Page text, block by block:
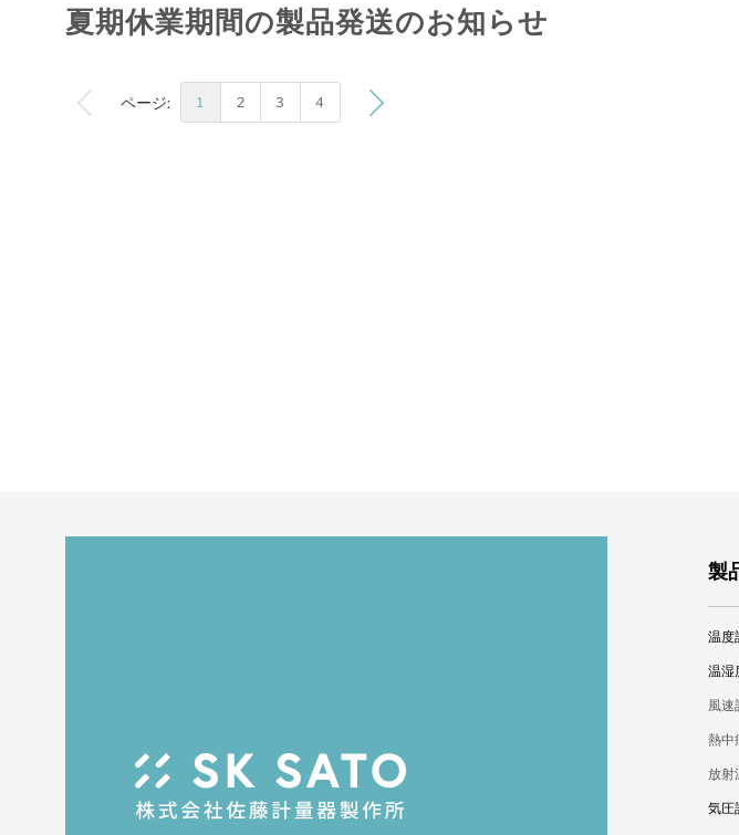
夏期休業期間の製品発送のお知らせ
ページ: ページを読んでいます
1 2 3 4
製
温度
温湿
風速
熱中
放射
気圧